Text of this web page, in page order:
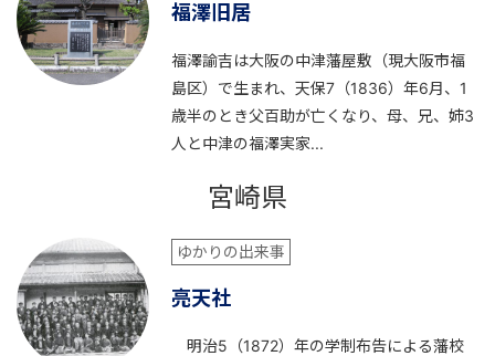
福澤旧居
福澤諭吉は大阪の中津藩屋敷（現大阪市福
島区）で生まれ、天保7（1836）年6月、1
歳半のとき父百助が亡くなり、母、兄、姉3
人と中津の福澤実家...
宮崎県
ゆかりの出来事
亮天社
明治5（1872）年の学制布告による藩校